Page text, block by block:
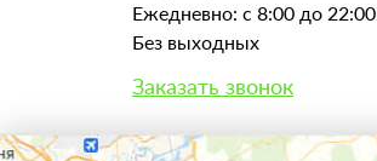
Ежедневно: с 8:00 до 22:00
Без выходных
Заказать звонок